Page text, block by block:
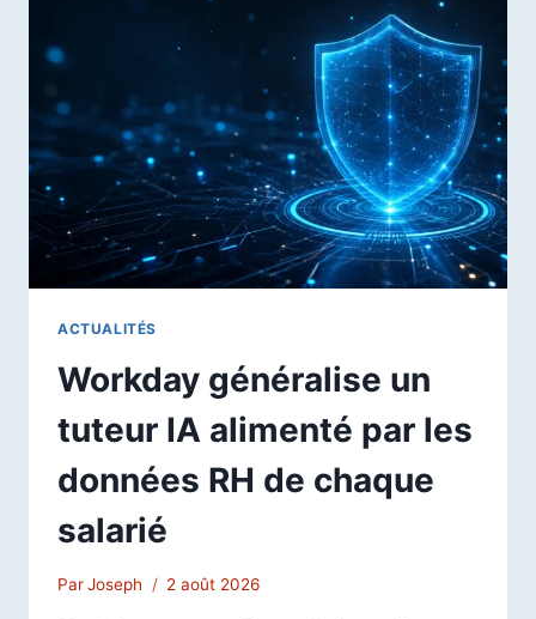
D’APPUYER
TOUCHES
À
VOTRE
PLACE
:
AVANCÉE
UTILE
OU
OPAQUE
?
ACTUALITÉS
Workday généralise un
tuteur IA alimenté par les
données RH de chaque
salarié
ParJoseph 2 août 2026